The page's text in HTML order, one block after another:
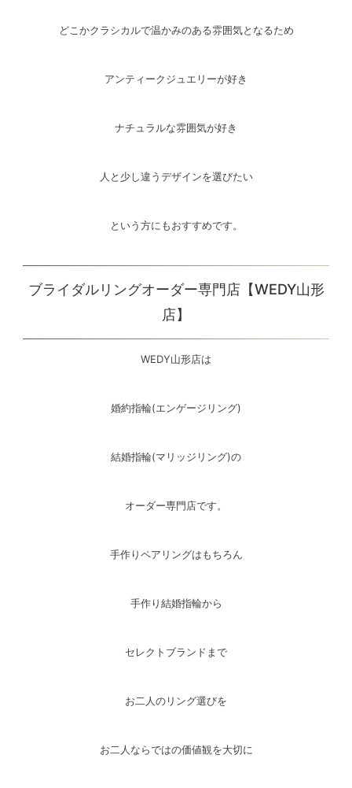
どこかクラシカルで温かみのある雰囲気となるため
アンティークジュエリーが好き
ナチュラルな雰囲気が好き
人と少し違うデザインを選びたい
という方にもおすすめです。
ブライダルリングオーダー専門店【WEDY山形
店】
WEDY山形店は
婚約指輪(エンゲージリング)
結婚指輪(マリッジリング)の
オーダー専門店です。
手作りペアリングはもちろん
手作り結婚指輪から
セレクトブランドまで
お二人のリング選びを
お二人ならではの価値観を大切に